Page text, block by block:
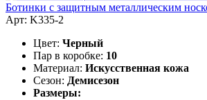
Ботинки с защитным металлическим
Арт: K335-2
Цвет: Черный
Пар в коробке: 10
Материал: Искусственная кожа
Сезон: Демисезон
Размеры: